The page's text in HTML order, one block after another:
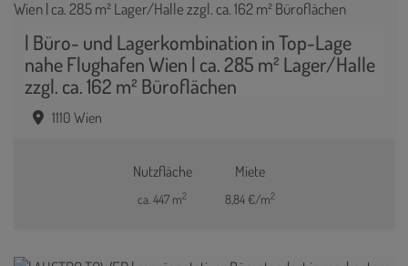
| Büro- und Lagerkombination in Top-Lage
nahe Flughafen Wien | ca. 285 m² Lager/Halle
zzgl. ca. 162 m² Büroflächen
1110 Wien
Nutzfläche
ca. 447 m2
Miete
8,84 €/m2